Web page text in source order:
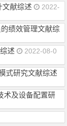
文献综述
2022-
绩效管理文献综
述
2022-08-0
式研究文献综述
术及设备配置研